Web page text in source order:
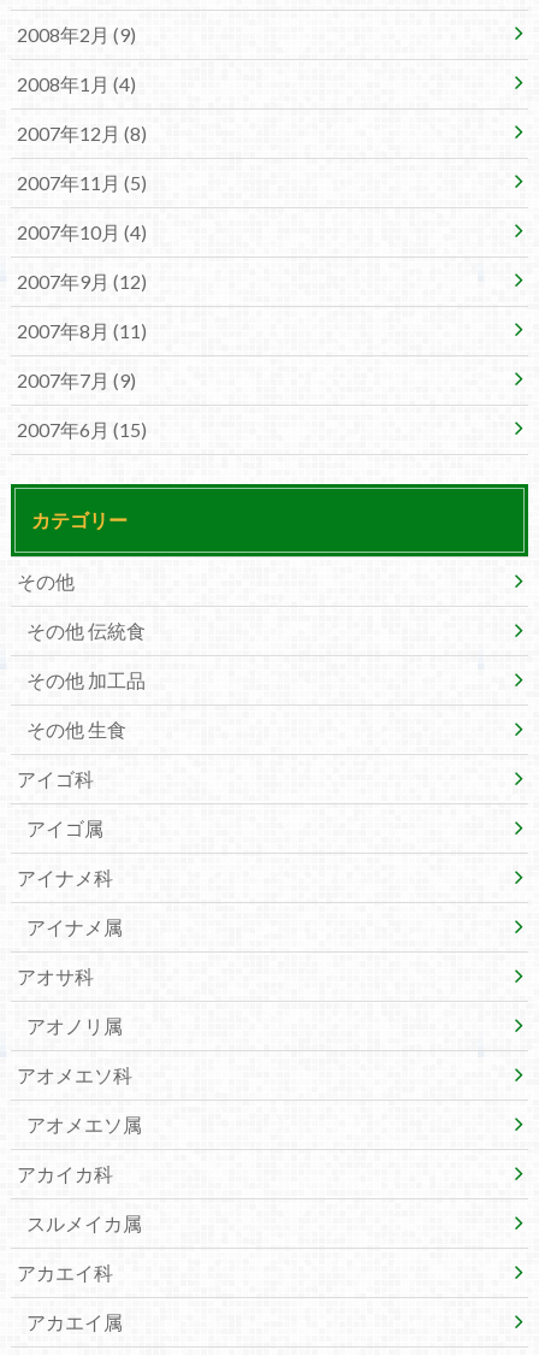
2008年2月 (9)
2008年1月 (4)
2007年12月 (8)
2007年11月 (5)
2007年10月 (4)
2007年9月 (12)
2007年8月 (11)
2007年7月 (9)
2007年6月 (15)
カテゴリー
その他
その他 伝統食
その他 加工品
その他 生食
アイゴ科
アイゴ属
アイナメ科
アイナメ属
アオサ科
アオノリ属
アオメエソ科
アオメエソ属
アカイカ科
スルメイカ属
アカエイ科
アカエイ属